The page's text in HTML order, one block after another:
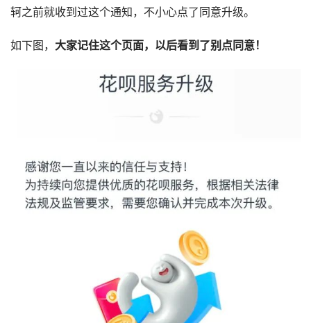
轲之前就收到过这个通知，不小心点了同意升级。
如下图， 大家记住这个页面，以后看到了别点同意！